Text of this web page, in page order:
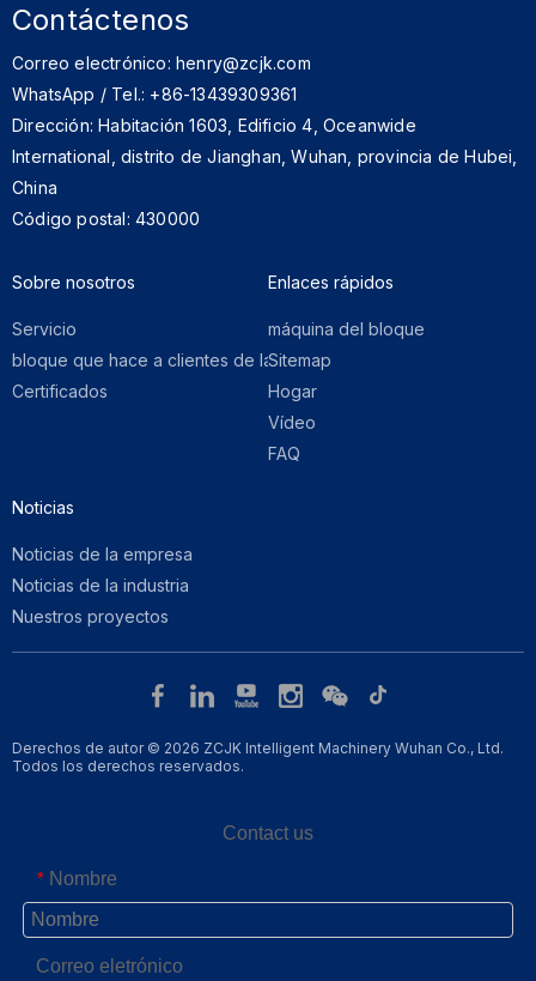
Contáctenos
Correo electrónico: henry@zcjk.com
WhatsApp / Tel.: +86-13439309361
Dirección: Habitación 1603, Edificio 4, Oceanwide
International, distrito de Jianghan, Wuhan, provincia de Hubei,
China
Código postal: 430000
Sobre nosotros​​​​​​​
Servicio
bloque que hace a clientes de la máquina
Certificados
Enlaces rápidos​​​​​​​
máquina del bloque
Sitemap
Hogar
Vídeo
FAQ
Noticias
Noticias de la empresa
Noticias de la industria
Nuestros proyectos
Derechos de autor © 2026 ZCJK Intelligent Machinery Wuhan Co., Ltd.
Todos los derechos reservados.
Contact us
* Nombre
Correo eletrónico